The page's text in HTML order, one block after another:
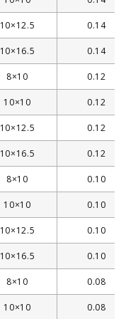
10×12.5 0.14
10×16.5 0.14
8×10 0.12
10×10 0.12
10×12.5 0.12
10×16.5 0.12
8×10 0.10
10×10 0.10
10×12.5 0.10
10×16.5 0.10
8×10 0.08
10×10 0.08